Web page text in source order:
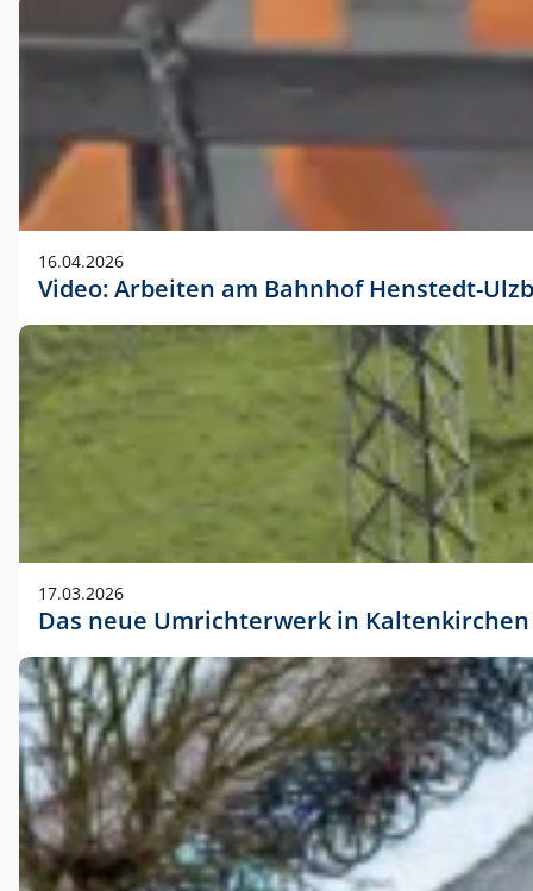
16.04.2026
Video: Arbeiten am Bahnhof Henstedt-
17.03.2026
Das neue Umrichterwerk in Kaltenkirchen